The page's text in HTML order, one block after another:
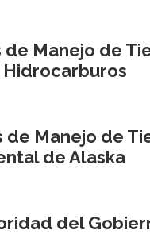
Manejo de
de Manejo de
de Alaska
del